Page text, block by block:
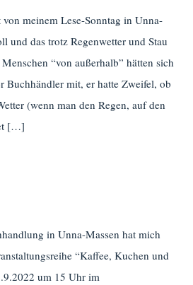
meinem Lese-Sonntag in Unna-
und das trotz Regenwetter und Stau
“von außerhalb” hätten sich
Buchhändler mit, er hatte Zweifel, ob
(wenn man den Regen, auf den
[…]
in Unna-Massen hat mich
“Kaffee, Kuchen und
um 15 Uhr im